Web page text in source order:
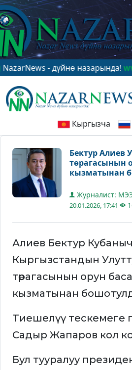
- дүйнө назарында!
Кыргызча
Бектур Алиев
төрагасынын
кызматынан
Журналист:
20.01.2026, 17:41
Алиев Бектур
Кыргызстандын
төрагасынын орун
кызматынан
Тиешелүү тескемеге
Садыр Жапаров кол
Бул тууралуу